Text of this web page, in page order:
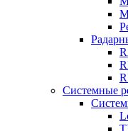
Системные